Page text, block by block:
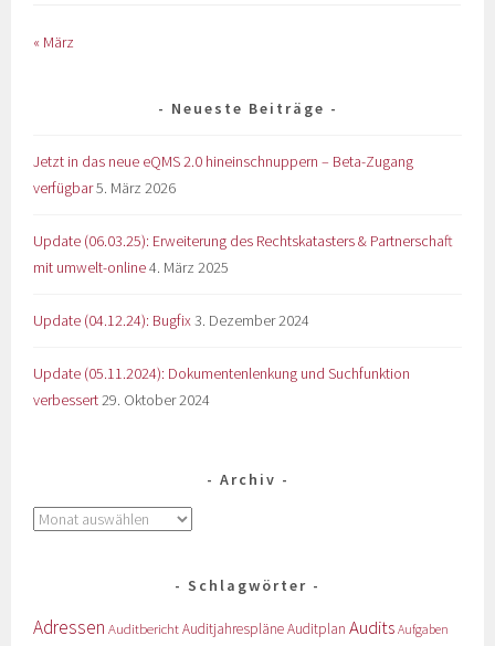
« März
Neueste Beiträge
Jetzt in das neue eQMS 2.0 hineinschnuppern – Beta-Zugang
verfügbar5. März 2026
Update (06.03.25): Erweiterung des Rechtskatasters & Partnerschaft
mit umwelt-online4. März 2025
Update (04.12.24): Bugfix3. Dezember 2024
Update (05.11.2024): Dokumentenlenkung und Suchfunktion
verbessert29. Oktober 2024
Archiv
Schlagwörter
Adressen AuditberichtAuditjahrespläneAuditplan Audits Aufgaben